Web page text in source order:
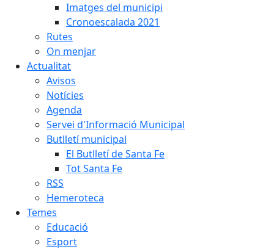
Imatges del municipi
Cronoescalada 2021
Rutes
On menjar
Actualitat
Avisos
Notícies
Agenda
Servei d'Informació Municipal
Butlletí municipal
El Butlletí de Santa Fe
Tot Santa Fe
RSS
Hemeroteca
Temes
Educació
Esport